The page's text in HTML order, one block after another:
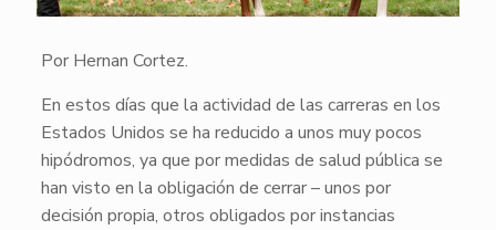
Por Hernan Cortez.
En estos días que la actividad de las carreras en los
Estados Unidos se ha reducido a unos muy pocos
hipódromos, ya que por medidas de salud pública se
han visto en la obligación de cerrar – unos por
decisión propia, otros obligados por instancias